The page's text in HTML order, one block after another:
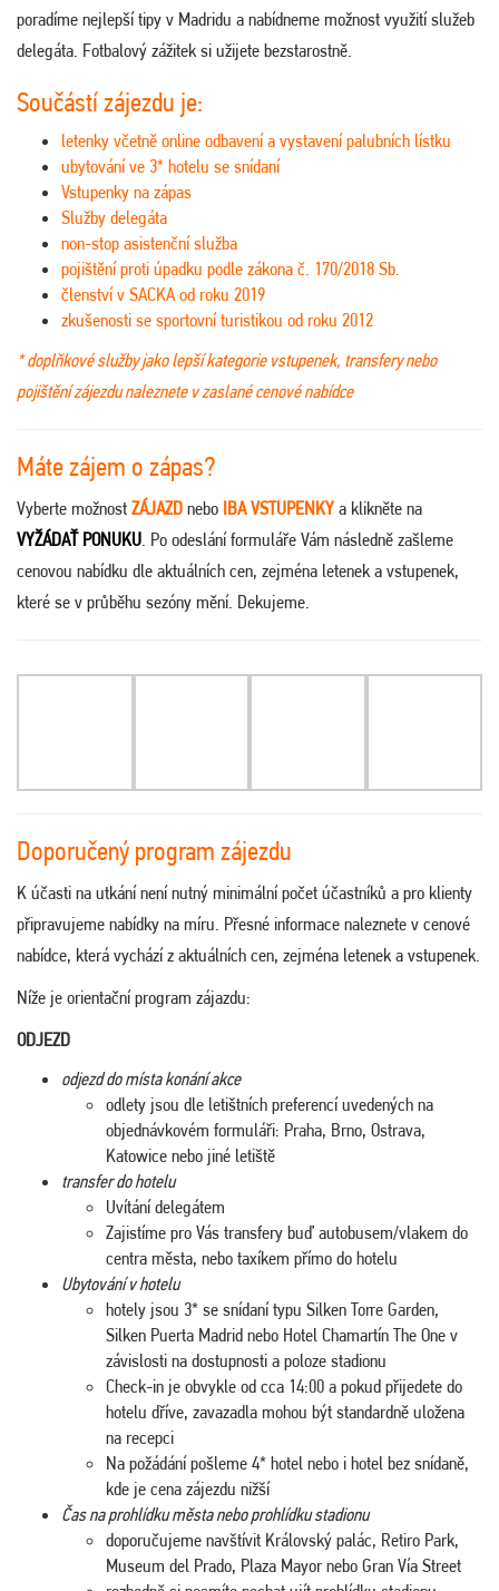
poradíme nejlepší tipy v Madridu a nabídneme možnost využití služeb
delegáta. Fotbalový zážitek si užijete bezstarostně.
Součástí zájezdu je:
letenky včetně online odbavení a vystavení palubních lístku
ubytování ve 3* hotelu se snídaní
Vstupenky na zápas
Služby delegáta
non-stop asistenční služba
pojištění proti úpadku podle zákona č. 170/2018 Sb.
členství v SACKA od roku 2019
zkušenosti se sportovní turistikou od roku 2012
* doplňkové služby jako lepší kategorie vstupenek, transfery nebo
pojištění zájezdu naleznete v zaslané cenové nabídce
Máte zájem o zápas?
Vyberte možnost ZÁJAZD nebo IBA VSTUPENKY a klikněte na
VYŽÁDAŤ PONUKU. Po odeslání formuláře Vám následně zašleme
cenovou nabídku dle aktuálních cen, zejména letenek a vstupenek,
které se v průběhu sezóny mění. Dekujeme.
Doporučený program zájezdu
K účasti na utkání není nutný minimální počet účastníků a pro klienty
připravujeme nabídky na míru. Přesné informace naleznete v cenové
nabídce, která vychází z aktuálních cen, zejména letenek a vstupenek.
Níže je orientační program zájazdu:
ODJEZD
odjezd do místa konání akce
odlety jsou dle letištních preferencí uvedených na
objednávkovém formuláři: Praha, Brno, Ostrava,
Katowice nebo jiné letiště
transfer do hotelu
Uvítání delegátem
Zajistíme pro Vás transfery buď autobusem/vlakem do
centra města, nebo taxíkem přímo do hotelu
Ubytování v hotelu
hotely jsou 3* se snídaní typu Silken Torre Garden,
Silken Puerta Madrid nebo Hotel Chamartín The One v
závislosti na dostupnosti a poloze stadionu
Check-in je obvykle od cca 14:00 a pokud přijedete do
hotelu dříve, zavazadla mohou být standardně uložena
na recepci
Na požádání pošleme 4* hotel nebo i hotel bez snídaně,
kde je cena zájezdu nižší
Čas na prohlídku města nebo prohlídku stadionu
doporučujeme navštívit Královský palác, Retiro Park,
Museum del Prado, Plaza Mayor nebo Gran Vía Street